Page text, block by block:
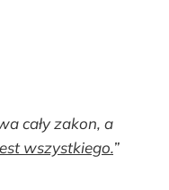
cały zakon, a
wszystkiego.”